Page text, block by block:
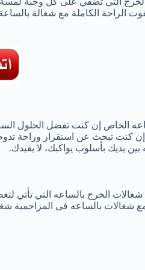
الكاملة مع شغالة
إيقاعه الخاص إن كنت تفضل
إن كنت تبحث عن استقرار
يديك بأسلوب يواكبك، لا يقيدك.
الخرج بالساعه التي تأتي
بالساعه فى المزاحميه